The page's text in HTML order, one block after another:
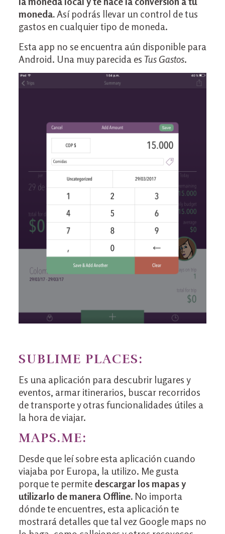
moneda.Así podrás llevar un control de tus
gastos en cualquier tipo de moneda.
Esta app no se encuentra aún disponible para
Android. Una muy parecida es Tus Gastos.
SUBLIME PLACES:
Es una aplicación para descubrir lugares y
eventos, armar itinerarios, buscar recorridos
de transporte y otras funcionalidades útiles a
la hora de viajar.
MAPS.ME:
Desde que leí sobre esta aplicación cuando
viajaba por Europa, la utilizo. Me gusta
porque te permitedescargar los mapas y
utilizarlo de manera Offline.No importa
dónde te encuentres, esta aplicación te
mostrará detalles que tal vez Google maps no